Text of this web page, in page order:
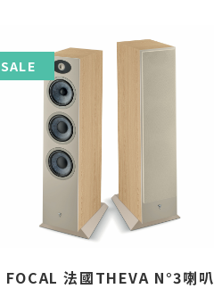
FOCAL 法國THEVA N°3喇叭
SALE